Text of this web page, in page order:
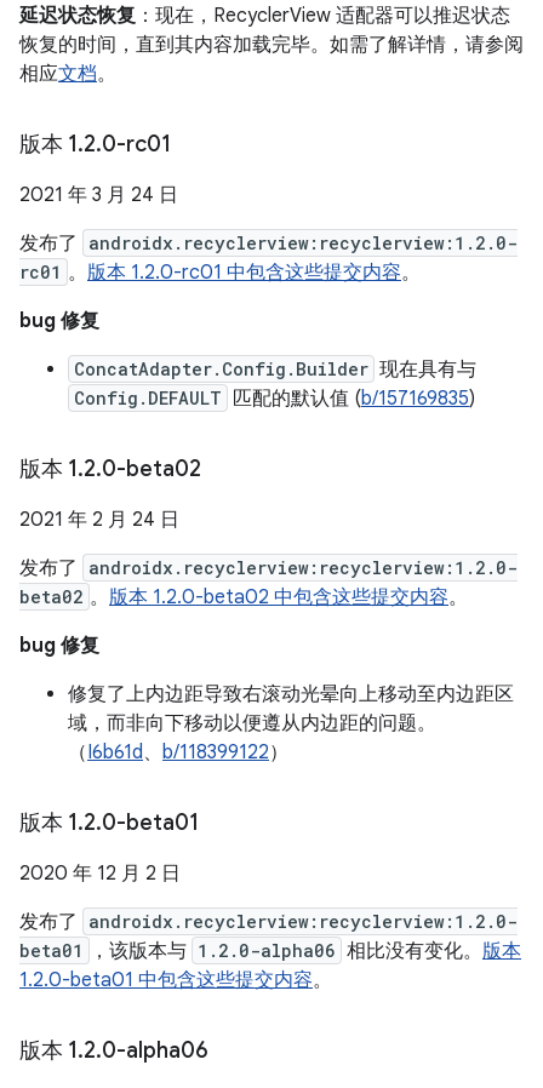
延迟状态恢复 ：现在，RecyclerView 适配器可以推迟状态
恢复的时间，直到其内容加载完毕。如需了解详情，请参阅
相应文档。
版本 1.2.0-rc01
2021 年 3 月 24 日
发布了
androidx.recyclerview:recyclerview:1.2.0-
rc01 。 版本 1.2.0-rc01 中包含这些提交内容。
bug 修复
ConcatAdapter.Config.Builder 现在具有与
Config.DEFAULT 匹配的默认值 (b/157169835)
版本 1.2.0-beta02
2021 年 2 月 24 日
发布了
androidx.recyclerview:recyclerview:1.2.0-
beta02 。 版本 1.2.0-beta02 中包含这些提交内容。
bug 修复
修复了上内边距导致右滚动光晕向上移动至内边距区
域，而非向下移动以便遵从内边距的问题。
（I6b61d、 b/118399122）
版本 1.2.0-beta01
2020 年 12 月 2 日
发布了
androidx.recyclerview:recyclerview:1.2.0-
beta01
，该版本与 1.2.0-alpha06 相比没有变化。 版本
1.2.0-beta01 中包含这些提交内容。
版本 1.2.0-alpha06